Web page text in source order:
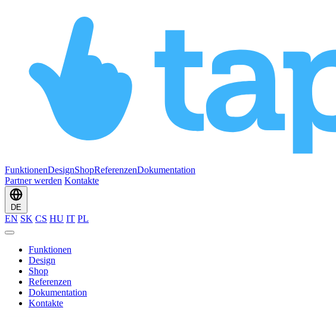
FunktionenDesignShopReferenzenDokumentation
Partner werden Kontakte
DE
EN SK CS HU IT PL
Funktionen
Design
Shop
Referenzen
Dokumentation
Kontakte